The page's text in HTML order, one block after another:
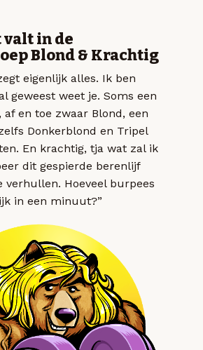
in de
Blond & Krachtig
eigenlijk alles. Ik ben
geweest weet je. Soms een
af en toe zwaar Blond, een
Donkerblond en Tripel
En krachtig, tja wat zal ik
dit gespierde berenlijf
verhullen. Hoeveel burpees
in een minuut?”